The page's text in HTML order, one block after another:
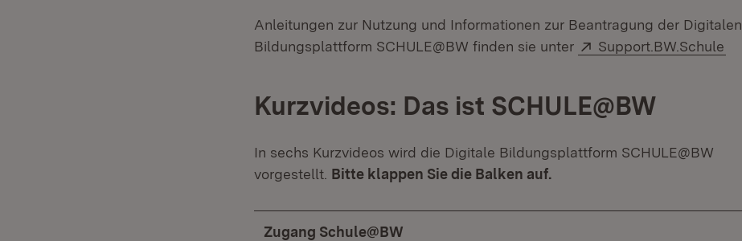
Anleitungen zur Nutzung und Informationen zur Beantragung der Digitalen
Bildungsplattform SCHULE@BW finden sie unter
Extern:
Support.BW.Schule
Kurzvideos: Das ist SCHULE@BW
In sechs Kurzvideos wird die Digitale Bildungsplattform SCHULE@BW
vorgestellt. Bitte klappen Sie die Balken auf.
Zugang Schule@BW